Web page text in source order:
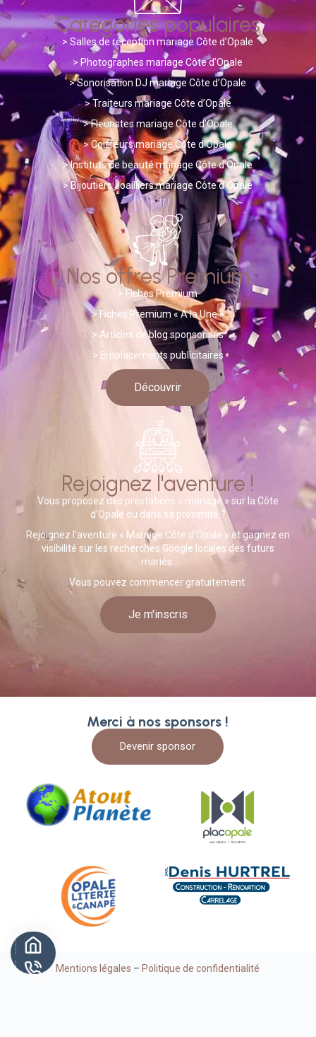
Catégories populaires
>Salles de réception mariage Côte d’Opale
> Photographes mariage Côte d’Opale
>Sonorisation DJ mariage Côte d’Opale
>Traiteurs mariage Côte d’Opale
>Fleuristes mariage Côte d’Opale
>Coiffeurs mariage Côte d’Opale
>Instituts de beauté mariage Côte d’Opale
>Bijoutiers Joailliers mariage Côte d’Opale
Nos offres Premium
> Fiches Premium
> Fiches Premium « A la Une »
>Articles de blog sponsorisés
> Emplacements publicitaires
Découvrir
Rejoignez l'aventure !
Vous proposez des prestations « mariage » sur la Côte
d’Opale ou dans sa proximité ?
Rejoignez l’aventure « Mariage Côte d’Opale » et gagnez en
visibilité sur les recherches Google locales des futurs
mariés.
Vous pouvez commencer gratuitement.
Je m'inscris
Merci à nos sponsors !
Devenir sponsor
Mentions légales – Politique de confidentialité